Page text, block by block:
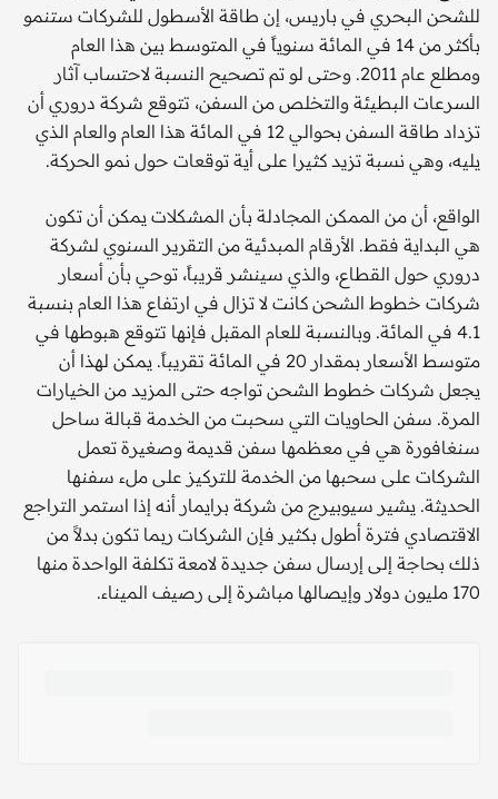
للشحن البحري في باريس، إن طاقة الأسطول للشركات ستنمو
بأكثر من 14 في المائة سنوياً في المتوسط بين هذا العام
ومطلع عام 2011. وحتى لو تم تصحيح النسبة لاحتساب آثار
السرعات البطيئة والتخلص من السفن، تتوقع شركة دروري أن
تزداد طاقة السفن بحوالي 12 في المائة هذا العام والعام الذي
يليه، وهي نسبة تزيد كثيرا على أية توقعات حول نمو الحركة.
الواقع، أن من الممكن المجادلة بأن المشكلات يمكن أن تكون
هي البداية فقط. الأرقام المبدئية من التقرير السنوي لشركة
دروري حول القطاع، والذي سينشر قريباً، توحي بأن أسعار
شركات خطوط الشحن كانت لا تزال في ارتفاع هذا العام بنسبة
4.1 في المائة. وبالنسبة للعام المقبل فإنها تتوقع هبوطها في
متوسط الأسعار بمقدار 20 في المائة تقريباً. يمكن لهذا أن
يجعل شركات خطوط الشحن تواجه حتى المزيد من الخيارات
المرة. سفن الحاويات التي سحبت من الخدمة قبالة ساحل
سنغافورة هي في معظمها سفن قديمة وصغيرة تعمل
الشركات على سحبها من الخدمة للتركيز على ملء سفنها
الحديثة. يشير سيوبيرج من شركة برايمار أنه إذا استمر التراجع
الاقتصادي فترة أطول بكثير فإن الشركات ربما تكون بدلاً من
ذلك بحاجة إلى إرسال سفن جديدة لامعة تكلفة الواحدة منها
170 مليون دولار وإيصالها مباشرة إلى رصيف الميناء.